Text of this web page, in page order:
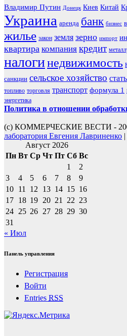
Владимир Путин Донецк Киев Китай
Украина аренда банк бизнес
жилье закон земля зерно импорт
квартира компания кредит
налогинедвижимость
санкции сельское хозяйство
топливо торговля транспорт формула 1
энергетика
Политика в отношении
(с) КОММЕРЧЕСКИЕ ВЕСТИ -
лаборатория Евгения Лавриненко
Август 2026
Пн Вт Ср Чт Пт Сб Вс
1
2
3
4 5 6 7 8
9
10 11 12 13 14 15 16
17 18 19 20 21 22 23
24 25 26 27 28 29 30
31
« Июл
Панель управления
Регистрация
Войти
Entries RSS